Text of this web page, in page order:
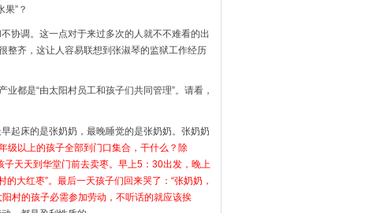
”？
协调。这一点对于来过多次的人就不不难看的出
整齐，这让人容易联想到张淑琴的监狱工作经历
都是“由太阳村员工和孩子们共同管理”。请看，
起床的是张奶奶，最晚睡觉的是张奶奶。张奶奶
级以上的孩子全部到门口集合，干什么？除
天天到华堂门前去卖枣。早上5：30出发，晚上
大红枣”。最后一天孩子们回来哭了：“张奶奶，
村的孩子必需参加劳动，不听话的就应该挨